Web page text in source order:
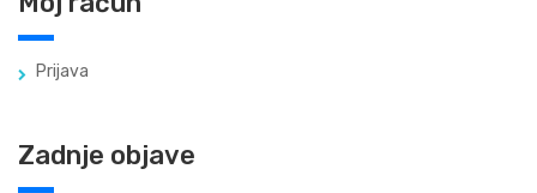
Prijava
Zadnje objave